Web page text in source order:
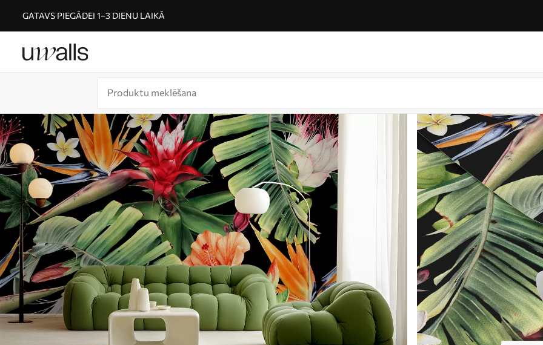
GATAVS PIEGĀDEI 1–3 DIENU LAIKĀ